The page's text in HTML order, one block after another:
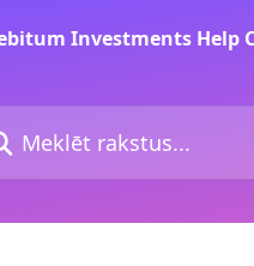
rakstus...